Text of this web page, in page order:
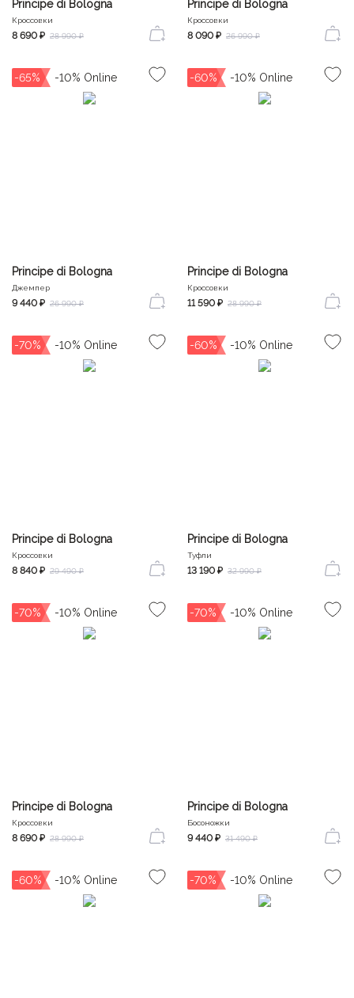
Principe di Bologna
Кроссовки
8 690 ₽ 28 990 ₽
Principe di Bologna
Кроссовки
8 090 ₽ 26 990 ₽
-65%
Principe di Bologna
Джемпер
9 440 ₽ 26 990 ₽
-60%
Principe di Bologna
Кроссовки
11 590 ₽ 28 990 ₽
-70%
Principe di Bologna
Кроссовки
8 840 ₽ 29 490 ₽
-60%
Principe di Bologna
Туфли
13 190 ₽ 32 990 ₽
-70%
Principe di Bologna
Кроссовки
8 690 ₽ 28 990 ₽
-70%
Principe di Bologna
Босоножки
9 440 ₽ 31 490 ₽
-60% -70%